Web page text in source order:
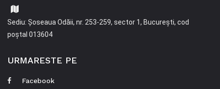
Sediu: Șoseaua Odăii, nr. 253-259, sector 1, București, cod
poștal 013604
URMARESTE PE
Facebook